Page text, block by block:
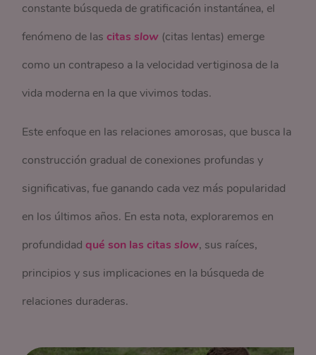
constante búsqueda de gratificación instantánea, el
fenómeno de lascitasslow (citas lentas) emerge
como un contrapeso a la velocidad vertiginosa de la
vida moderna en la que vivimos todas.
Este enfoque en las relaciones amorosas, que busca la
construcción gradual de conexiones profundas y
significativas, fue ganando cada vez más popularidad
en los últimos años. En esta nota, exploraremos en
profundidad qué son las citasslow, sus raíces,
principios y sus implicaciones en la búsqueda de
relaciones duraderas.